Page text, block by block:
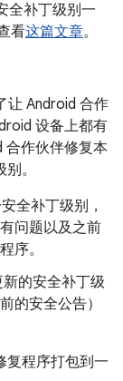
全补丁级别一
看这篇文章。
让 Android 合作
设备上都有
合作伙伴修复本
。
全补丁级别，
问题以及之前
序。
的安全补丁级
的安全公告）
复程序打包到一